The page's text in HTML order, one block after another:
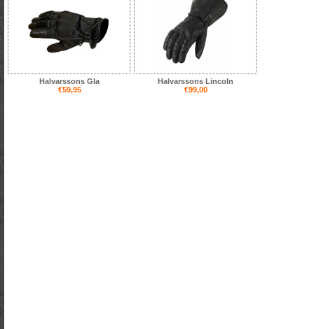
Halvarssons Gla
€59,95
Halvarssons Lincoln
€99,00